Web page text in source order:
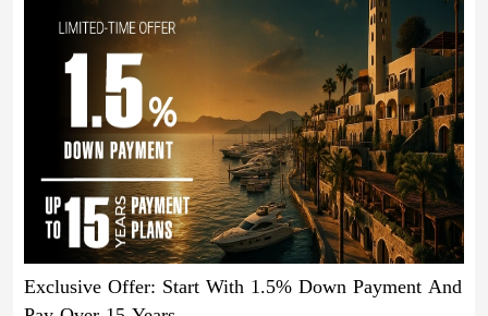
Exclusive Offer: Start With 1.5% Down Payment And